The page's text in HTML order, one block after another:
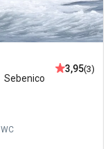
Sebenico
3,95(3)
WC